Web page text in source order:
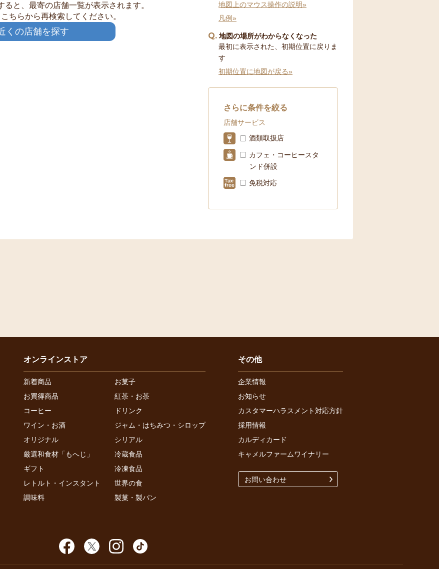
ると、最寄の店舗一覧が表示されます。
ちらから再検索してください。
くの店舗を探す
地図上のマウス操作の説明»
凡例»
Q 地図の場所がわからなくなった
最初に表示された、初期位置に戻りま
す
初期位置に地図が戻る»
さらに条件を絞る
店舗サービス
酒類取扱店
カフェ・コーヒースタ
ンド併設
免税対応
オンラインストア
新着商品
お菓子
お買得商品
紅茶・お茶
コーヒー
ドリンク
ワイン・お酒
ジャム・はちみつ・シロップ
オリジナル
シリアル
厳選和食材「もへじ」
冷蔵食品
ギフト
冷凍食品
レトルト・インスタント
世界の食
調味料
製菓・製パン
その他
企業情報
お知らせ
カスタマーハラスメント対応方針
採用情報
カルディカード
キャメルファームワイナリー
お問い合わせ